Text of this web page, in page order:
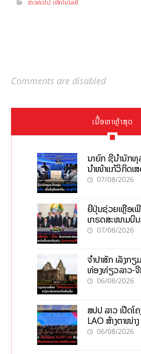
ຂ່າວທົ່ວໄປ,ເທັກໂນໂລຢີ
Comments are disabled
ເນື້ອຫາຫຼ້າສຸດ
ນາຍົກ ຊີ້ນຳນັກ
ນຳໜ້າແກ້ວິກິດເສ
ທຶນສາກົນ, ຫັນສູ່
07/08/2026
ຍີ່ປຸ່ນຊ່ວຍເຫຼືອເ
ເກຣດສະໜາມບິ
ການເຕີບໂຕ
07/08/2026
ຈຳປາສັກ ເລັ່ງກ
ທ່ອງທ່ຽວລາວ-ຈີ
ກະຕຸ້ນເສດຖະກິດ
06/08/2026
ສປປ ລາວ ເປີດໂ
LAO ສ້າງຕາໜ່າ
ພະຍາດລະບາດທົ່ວ
06/08/2026